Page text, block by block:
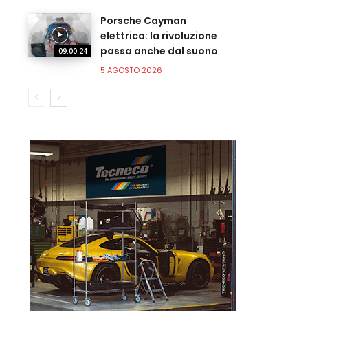
09:00:24
Porsche Cayman
elettrica: la rivoluzione
passa anche dal suono
5 AGOSTO 2026